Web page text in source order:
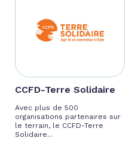
CCFD-Terre Solidaire
Avec plus de 500
organisations partenaires sur
le terrain, le CCFD-Terre
Solidaire...